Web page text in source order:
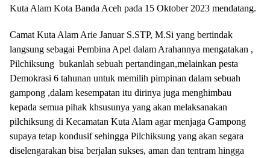
Kuta Alam Kota Banda Aceh pada 15 Oktober 2023 mendatang.
Camat Kuta Alam Arie Januar S.STP, M.Si yang bertindak
langsung sebagai Pembina Apel dalam Arahannya mengatakan ,
Pilchiksung bukanlah sebuah pertandingan,melainkan pesta
Demokrasi 6 tahunan untuk memilih pimpinan dalam sebuah
gampong ,dalam kesempatan itu dirinya juga menghimbau
kepada semua pihak khsusunya yang akan melaksanakan
pilchiksung di Kecamatan Kuta Alam agar menjaga Gampong
supaya tetap kondusif sehingga Pilchiksung yang akan segara
diselengarakan bisa berjalan sukses, aman dan tentram hingga